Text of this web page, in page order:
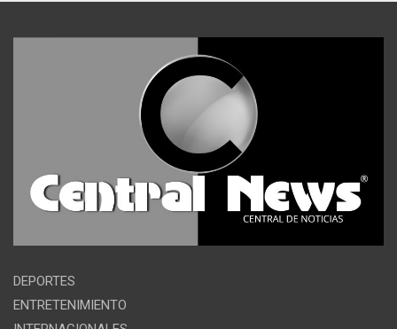
DEPORTES
ENTRETENIMIENTO